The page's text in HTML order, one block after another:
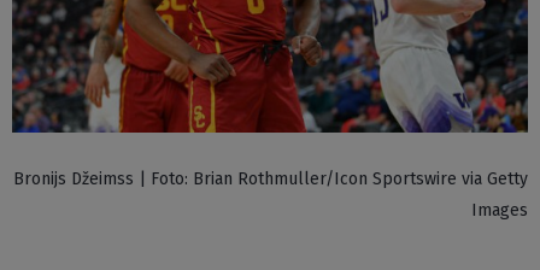
Bronijs Džeimss | Foto: Brian Rothmuller/Icon Sportswire via Getty
Images